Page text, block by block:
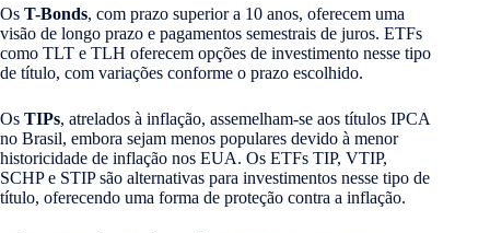
Os T-Bonds, com prazo superior a 10 anos, oferecem uma
visão de longo prazo e pagamentos semestrais de juros. ETFs
como TLT e TLH oferecem opções de investimento nesse tipo
de título, com variações conforme o prazo escolhido.
Os TIPs, atrelados à inflação, assemelham-se aos títulos IPCA
no Brasil, embora sejam menos populares devido à menor
historicidade de inflação nos EUA. Os ETFs TIP, VTIP,
SCHP e STIP são alternativas para investimentos nesse tipo de
título, oferecendo uma forma de proteção contra a inflação.